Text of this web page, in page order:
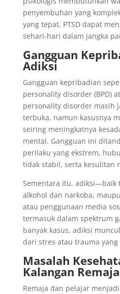
penyembuhan yang
yang tepat, PTSD dapat
sehari-hari dalam jangka
Gangguan
Adiksi
Gangguan kepribadian
personality disorder (BPD)
personality disorder masih
terbuka, namun kasusnya
seiring meningkatnya
mental. Gangguan ini
perilaku yang ekstrem,
tidak stabil, serta kesulitan
Sementara itu, adiksi—baik
alkohol dan narkoba,
atau penggunaan media
termasuk dalam spektrum
banyak kasus, adiksi
dari stres atau trauma
Masalah
Kalangan
Remaja dan pelajar